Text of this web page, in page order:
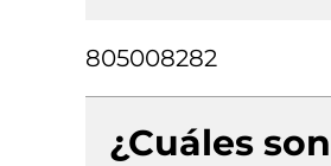
805008282
¿Cuáles